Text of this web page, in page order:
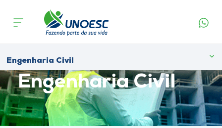
Cursos
Pesquisa
Atendimento ao Estudante
Engenharia Civil
Educação Superior
Engenharia Civil